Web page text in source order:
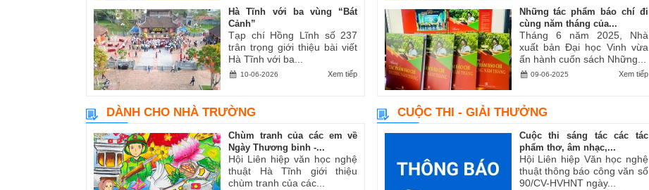
Hà Tĩnh với ba vùng “Bát
Cảnh”
Tạp chí Hồng Lĩnh số 237
trân trọng giới thiệu bài viết
Hà Tĩnh với ba...
Xem tiếp
10-06-2026
Những tác phẩm báo chí đi
cùng năm tháng của...
Tháng 6 năm 2025, Nhà
xuất bản Đại học Vinh vừa
ấn hành cuốn sách Những...
Xem tiếp
09-06-2025
DÀNH CHO NHÀ TRƯỜNG
Chùm tranh của các em về
Ngày Thương binh -...
Hội Liên hiệp văn học nghệ
thuật Hà Tĩnh giới thiệu
chùm tranh của các...
CUỘC THI - GIẢI THƯỞNG
Cuộc thi sáng tác các tác
phẩm thơ, âm nhạc,...
Hội Liên hiệp Văn học nghệ
thuật thông báo công văn số
90/CV-HVHNT ngày...